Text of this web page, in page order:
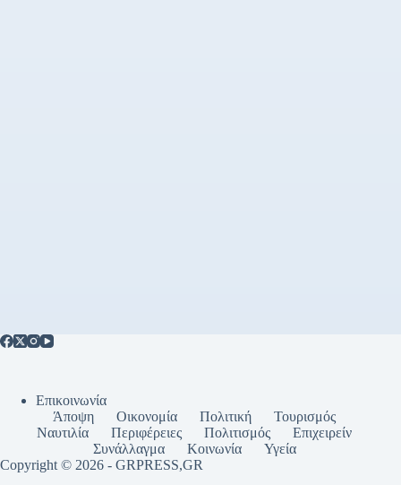
Επικοινωνία
Άποψη
Οικονομία Πολιτική
Τουρισμός
Ναυτιλία
Περιφέρειες Πολιτισμός
Επιχειρείν
Συνάλλαγμα
Κοινωνία
Υγεία
Copyright © 2026 - GRPRESS,GR